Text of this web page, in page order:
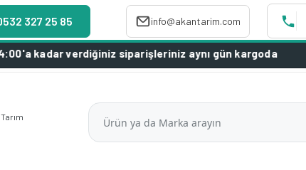
327 25 85 info@akantarim.com
verdiğiniz siparişleriniz aynı gün kargoda